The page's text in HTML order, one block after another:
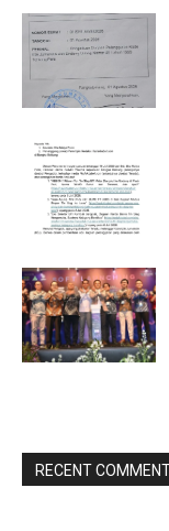
RECENT